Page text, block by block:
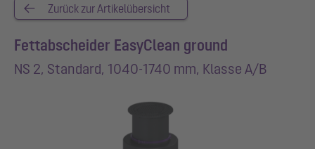
Zurück zur Artikelübersicht
Fettabscheider EasyClean ground
NS 2, Standard, 1040-1740 mm, Klasse A/B